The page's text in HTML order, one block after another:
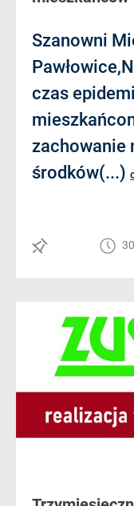
Szanowni
czas
zachowanie
środków(...)